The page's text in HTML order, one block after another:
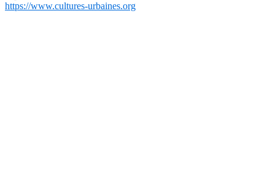
https://www.cultures-urbaines.org